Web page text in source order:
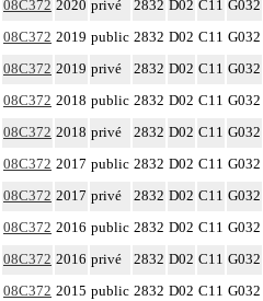
08C372 2020 privé 2832 D02 C11 G032
08C372 2019 public 2832 D02 C11 G032
08C372 2019 privé 2832 D02 C11 G032
08C372 2018 public 2832 D02 C11 G032
08C372 2018 privé 2832 D02 C11 G032
08C372 2017 public 2832 D02 C11 G032
08C372 2017 privé 2832 D02 C11 G032
08C372 2016 public 2832 D02 C11 G032
08C372 2016 privé 2832 D02 C11 G032
08C372 2015 public 2832 D02 C11 G032